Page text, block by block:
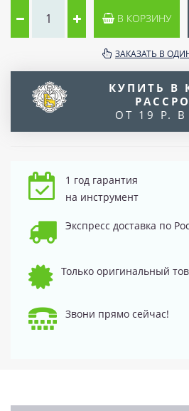
В КОРЗИНУ
ЗАКАЗАТЬ В
КУПИТЬ В
ОТ 19 Р.
1 год гарантия
на инструмент
Экспресс доставка по
Только оригинальный
Звони прямо сейчас!